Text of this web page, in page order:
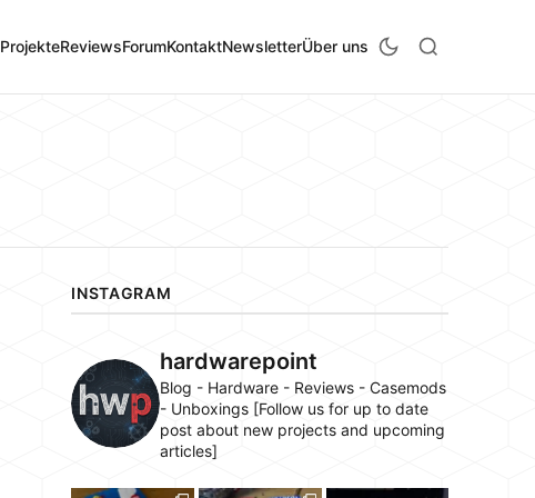
ProjekteReviewsForumKontaktNewsletterÜber uns
INSTAGRAM
hardwarepoint
Blog - Hardware - Reviews - Casemods
- Unboxings [Follow us for up to date
post about new projects and upcoming
articles]